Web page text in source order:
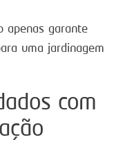
apenas garante
uma jardinagem
com